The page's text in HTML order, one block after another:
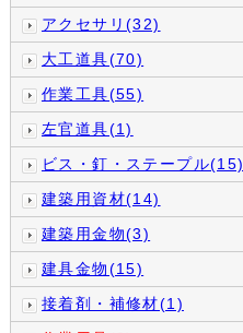
アクセサリ(32)
大工道具(70)
作業工具(55)
左官道具(1)
ビス・釘・ステープル(15)
建築用資材(14)
建築用金物(3)
建具金物(15)
接着剤・補修材(1)